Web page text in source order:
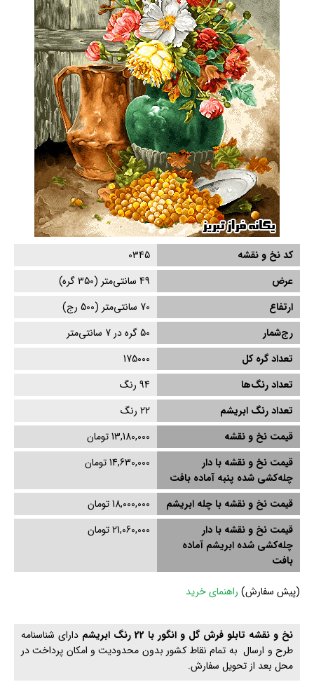
کد نخ و نقشه
0345
عرض
49 سانتی‌متر (350گره)
ارتفاع
70 سانتی‌متر (500 رج)
رج‌شمار
50 گره در 7 سانتی‌متر
تعداد گره کل
175000
تعداد رنگ‌ها
94 رنگ
تعداد رنگ ابریشم
22 رنگ
قیمت نخ و نقشه
13,180,000 تومان
قیمت نخ و نقشه با دار
چله‌کشی‌ شده پنبه آماده بافت
14,630,000 تومان
قیمت نخ و نقشه با چله ابریشم
18,000,000 تومان
قیمت نخ و نقشه با دار
چله‌کشی‌ شده ابریشم آماده
بافت
21,060,000 تومان
(پیش سفارش) راهنمای خرید
نخ و نقشه تابلو فرش گل و انگور با 22 رنگ ابریشم
دارای شناسنامه
طرح و ارسال به تمام نقاط کشور بدون محدودیت و امکان پرداخت در
محل بعد از تحویل سفارش.